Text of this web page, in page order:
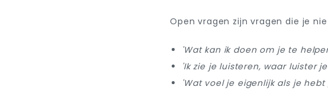
Open vragen zijn vragen die je
'Wat kan ik doen om je te
'Ik zie je luisteren, waar luister
'Wat voel je eigenlijk als je hebt